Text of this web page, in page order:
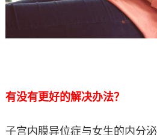
有没有更好的解决办法？
子宫内膜异位症与女生的内分